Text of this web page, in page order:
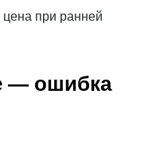
цена при ранней
— ошибка